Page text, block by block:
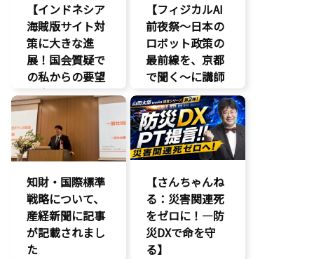
【インドネシア
海賊版サイト対
策に大きな進
展！国会質疑で
の私からの要望
に応え、三谷法
務副大臣がイン
ドネシア法務副
大臣に運営……
エンタメ産業
促進
デジタル著作
権
【フィジカルAI
前夜祭～日本の
ロボット政策の
最前線を、京都
で聞く～に講師
として登壇。会
場は満員御礼、
絶えない人の出
入りと……
知財・国際標準
戦略について、
産経新聞に記事
が記載されまし
た
【さんちゃんね
る：災害関連死
をゼロに！―防
災DXで命を守
る】